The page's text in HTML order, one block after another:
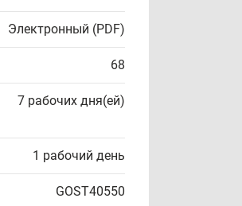
Электронный (PDF)
68
7 рабочих дня(ей)
1 рабочий день
GOST40550